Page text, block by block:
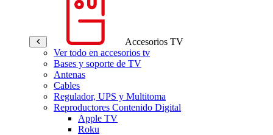
Accesorios TV
Ver todo en accesorios tv
Bases y soporte de TV
Antenas
Cables
Regulador, UPS y Multitoma
Reproductores Contenido Digital
Apple TV
Roku